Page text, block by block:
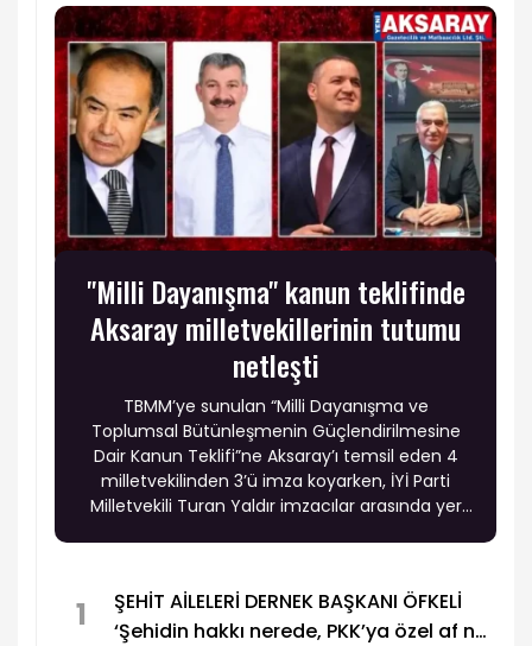
"Milli Dayanışma" kanun teklifinde
Aksaray milletvekillerinin tutumu
netleşti
TBMM’ye sunulan “Milli Dayanışma ve
Toplumsal Bütünleşmenin Güçlendirilmesine
Dair Kanun Teklifi”ne Aksaray’ı temsil eden 4
milletvekilinden 3’ü imza koyarken, İYİ Parti
Milletvekili Turan Yaldır imzacılar arasında yer
1
ŞEHİT AİLELERİ DERNEK BAŞKANI ÖFKELİ
‘Şehidin hakkı nerede, PKK’ya özel af ne